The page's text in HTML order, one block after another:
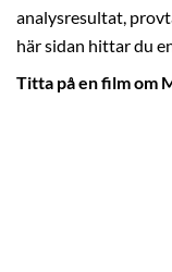
analysresultat,
här sidan hittar du
Titta på en film om